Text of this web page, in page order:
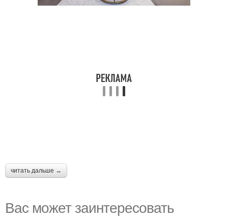
читать дальше →
Вас может заинтересовать